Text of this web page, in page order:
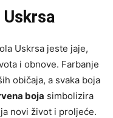
Uskrsa jeste jaje,
i obnove. Farbanje
običaja, a svaka boja
boja simbolizira
novi život i proljeće.